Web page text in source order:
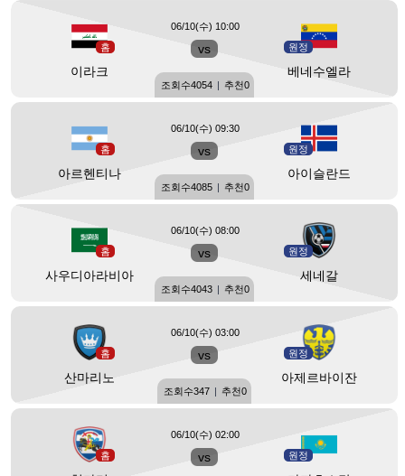
홈
이라크
vs 원정
베네수엘라
06/10(수) 10:00
조회수4054 | 추천0
홈
아르헨티나
vs 원정
아이슬란드
06/10(수) 09:30
조회수4085 | 추천0
홈
사우디아라비아
vs 원정
세네갈
06/10(수) 08:00
조회수4043 | 추천0
홈
산마리노
vs 원정
아제르바이잔
06/10(수) 03:00
조회수347 | 추천0
홈 vs 원정
06/10(수) 02:00